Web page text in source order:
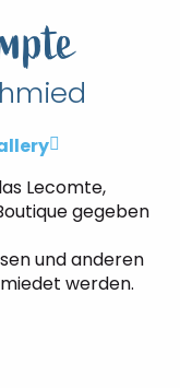
Lecomte,
gegeben
und anderen
werden.